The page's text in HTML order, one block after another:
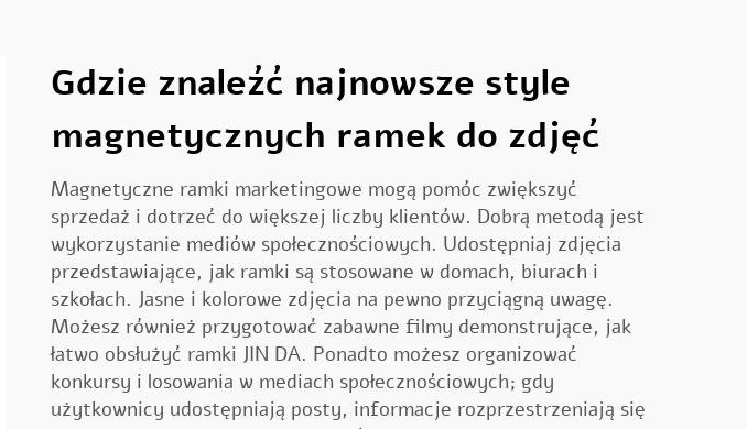
Gdzie znaleźć najnowsze style
magnetycznych ramek do zdjęć
Magnetyczne ramki marketingowe mogą pomóc zwiększyć
sprzedaż i dotrzeć do większej liczby klientów. Dobrą metodą jest
wykorzystanie mediów społecznościowych. Udostępniaj zdjęcia
przedstawiające, jak ramki są stosowane w domach, biurach i
szkołach. Jasne i kolorowe zdjęcia na pewno przyciągną uwagę.
Możesz również przygotować zabawne filmy demonstrujące, jak
łatwo obsłużyć ramki JIN DA. Ponadto możesz organizować
konkursy i losowania w mediach społecznościowych; gdy
użytkownicy udostępniają posty, informacje rozprzestrzeniają się